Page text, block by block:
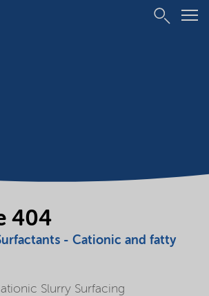
404
- Cationic and fatty
Slurry Surfacing